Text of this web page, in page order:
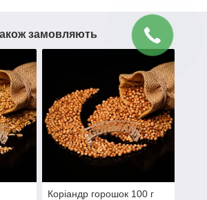
замовляють
Коріандр горошок 100 г